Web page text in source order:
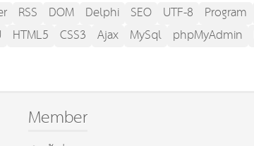
RSS DOM Delphi SEO UTF-8 Program
HTML5 CSS3 Ajax MySql phpMyAdmin
Member